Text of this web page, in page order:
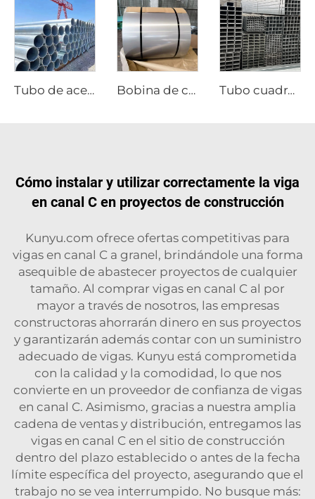
Tubo de acero inoxidable 304 316 201, tubos redondos sin costura Bobina de chapa de acero inoxidable, placa de acero inoxidable Tubo cuadrado galvanizado, tubo de acero soldado
Cómo instalar y utilizar correctamente la viga
en canal C en proyectos de construcción
Kunyu.com ofrece ofertas competitivas para
vigas en canal C a granel, brindándole una forma
asequible de abastecer proyectos de cualquier
tamaño. Al comprar vigas en canal C al por
mayor a través de nosotros, las empresas
constructoras ahorrarán dinero en sus proyectos
y garantizarán además contar con un suministro
adecuado de vigas. Kunyu está comprometida
con la calidad y la comodidad, lo que nos
convierte en un proveedor de confianza de vigas
en canal C. Asimismo, gracias a nuestra amplia
cadena de ventas y distribución, entregamos las
vigas en canal C en el sitio de construcción
dentro del plazo establecido o antes de la fecha
límite específica del proyecto, asegurando que el
trabajo no se vea interrumpido. No busque más: